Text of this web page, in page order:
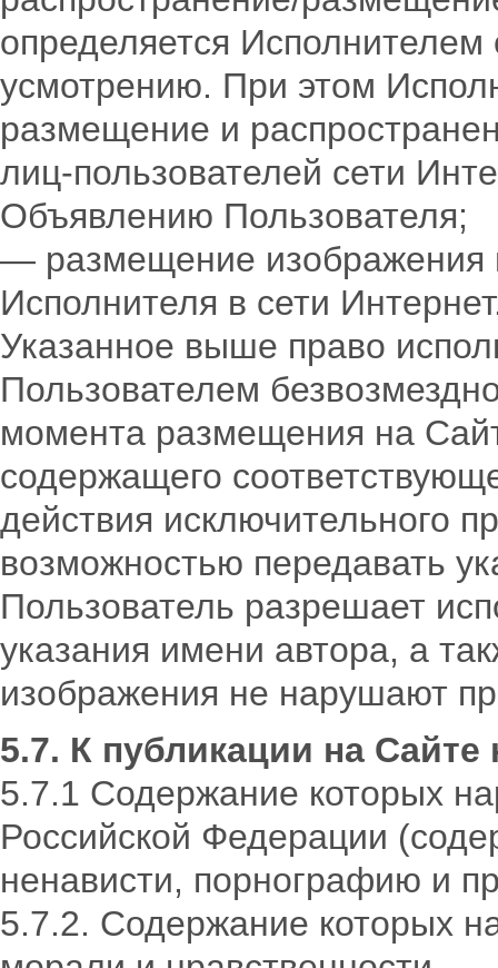
определяется
усмотрению. При этом
размещение и
лиц-пользователей сети
Объявлению Пользователя;
— размещение изображения
Исполнителя в сети
Указанное выше право
Пользователем
момента размещения на
содержащего
действия исключительного
возможностью передавать
Пользователь разрешает
указания имени автора, а
изображения не нарушают
5.7. К публикации на
5.7.1 Содержание которых
Российской Федерации
ненависти, порнографию и
5.7.2. Содержание которых